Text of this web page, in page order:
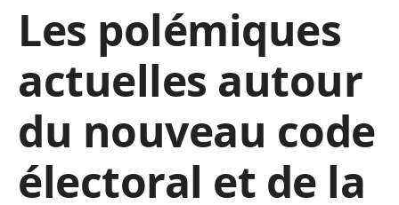
Les polémiques
actuelles autour
du nouveau code
électoral et de la